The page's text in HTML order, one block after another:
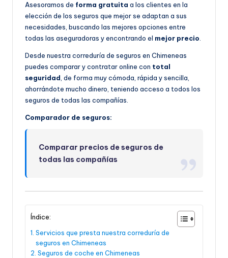
Asesoramos de forma gratuita a los clientes en la
elección de los seguros que mejor se adaptan a sus
necesidades, buscando las mejores opciones entre
todas las aseguradoras y encontrando el mejor precio.
Desde nuestra correduría de seguros en Chimeneas
puedes comparar y contratar online con total
seguridad, de forma muy cómoda, rápida y sencilla,
ahorrándote mucho dinero, teniendo acceso a todos los
seguros de todas las compañías.
Comparador de seguros:
Comparar precios de seguros de
todas las compañías
Índice:
Servicios que presta nuestra correduría de
seguros en Chimeneas
Seguros de coche en Chimeneas